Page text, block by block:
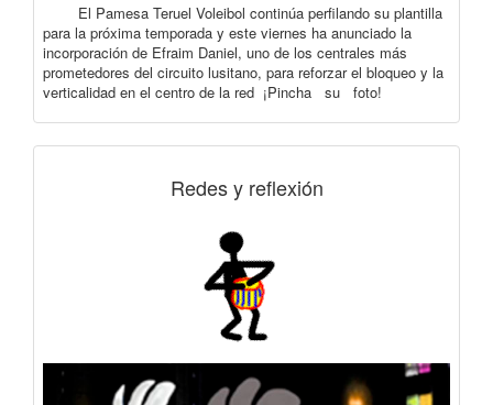
El Pamesa Teruel Voleibol continúa perfilando su plantilla
para la próxima temporada y este viernes ha anunciado la
incorporación de Efraim Daniel, uno de los centrales más
prometedores del circuito lusitano, para reforzar el bloqueo y la
verticalidad en el centro de la red ¡Pincha su foto!
Redes y reflexión